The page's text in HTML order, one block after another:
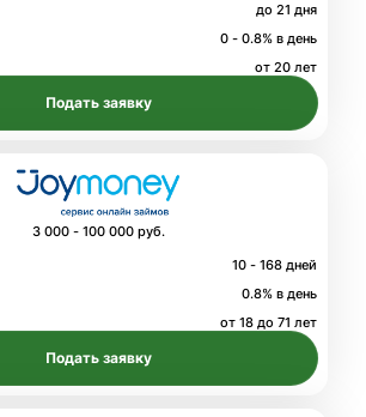
до 21 дня
0 - 0.8% в день
от 20 лет
Подать заявку
3 000 - 100 000 руб.
10 - 168 дней
0.8% в день
от 18 до 71 лет
Подать заявку